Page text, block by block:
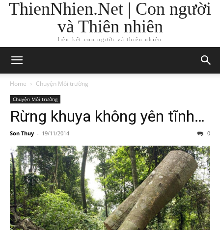
ThienNhien.Net | Con người
và Thiên nhiên
liên kết con người và thiên nhiên
Home Chuyện Môi trường
Chuyện Môi trường
Rừng khuya không yên tĩnh…
Son Thuy - 19/11/2014 0